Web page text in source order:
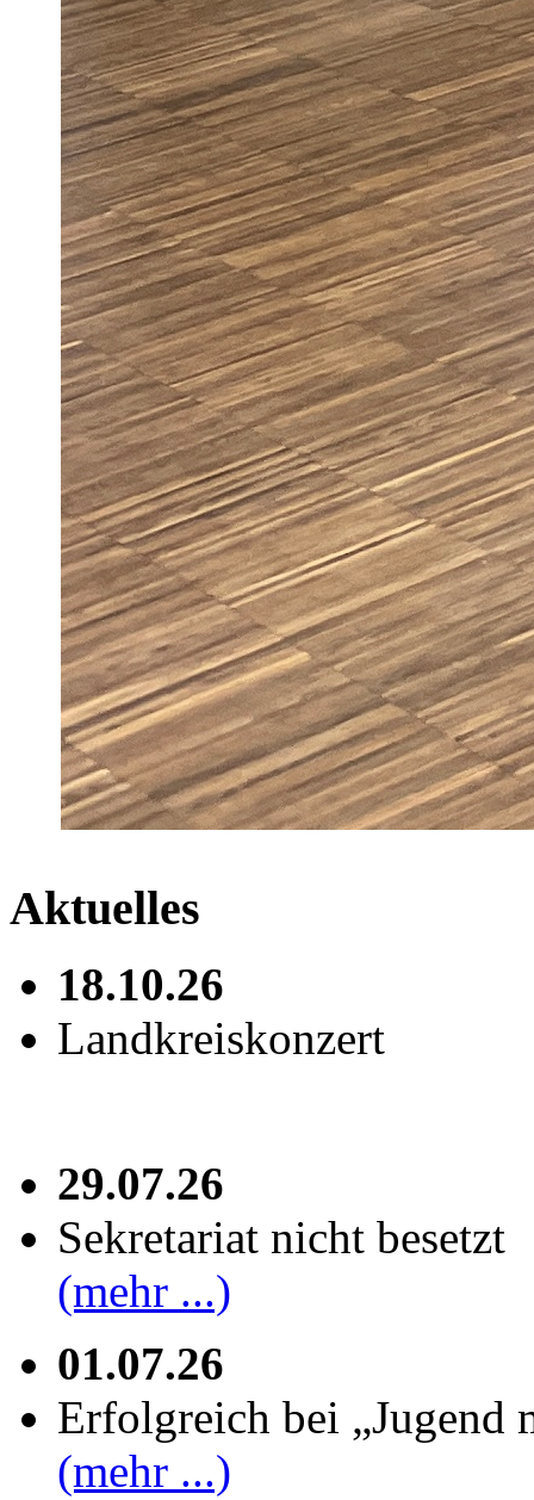
Aktuelles
18.10.26
Landkreiskonzert
29.07.26
Sekretariat nicht besetzt
(mehr ...)
01.07.26
Erfolgreich bei „Jugend
(mehr ...)